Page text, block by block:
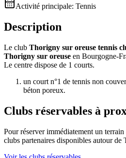
Activité principale: Tennis
Description
Le club Thorigny sur oreuse tennis
Thorigny sur oreuse en Bourgogne-
Le centre dispose de 1 courts.
un court n°1 de tennis non
béton poreux.
Clubs réservables à
Pour réserver immédiatement un terrain
clubs partenaires disponibles autour de